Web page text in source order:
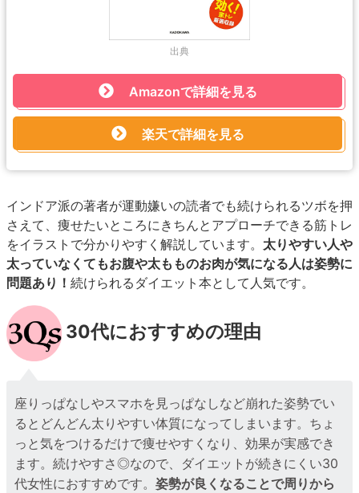
出典
Amazonで詳細を見る
楽天で詳細を見る
インドア派の著者が運動嫌いの読者でも続けられるツボを押
さえて、痩せたいところにきちんとアプローチできる筋トレ
をイラストで分かりやすく解説しています。 太りやすい人や
太っていなくてもお腹や太もものお肉が気になる人は姿勢に
問題あり！ 続けられるダイエット本として人気です。
30代におすすめの理由
座りっぱなしやスマホを見っぱなしなど崩れた姿勢でい
るとどんどん太りやすい体質になってしまいます。ちょ
っと気をつけるだけで痩せやすくなり、効果が実感でき
ます。続けやすさ◎なので、ダイエットが続きにくい30
代女性におすすめです。姿勢が良くなることで周りから